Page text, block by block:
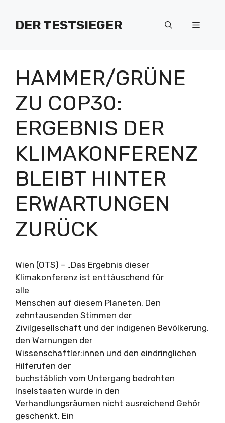
Inhalt
springenDER TESTSIEGER Menü
HAMMER/GRÜNE
ZU COP30:
ERGEBNIS DER
KLIMAKONFERENZ
BLEIBT HINTER
ERWARTUNGEN
ZURÜCK
Wien (OTS) – „Das Ergebnis dieser
Klimakonferenz ist enttäuschend für
alle
Menschen auf diesem Planeten. Den
zehntausenden Stimmen der
Zivilgesellschaft und der indigenen Bevölkerung,
den Warnungen der
Wissenschaftler:innen und den eindringlichen
Hilferufen der
buchstäblich vom Untergang bedrohten
Inselstaaten wurde in den
Verhandlungsräumen nicht ausreichend Gehör
geschenkt. Ein